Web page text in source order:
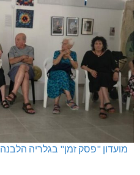
מועדון "פסק זמן" בגלריה הלבנה